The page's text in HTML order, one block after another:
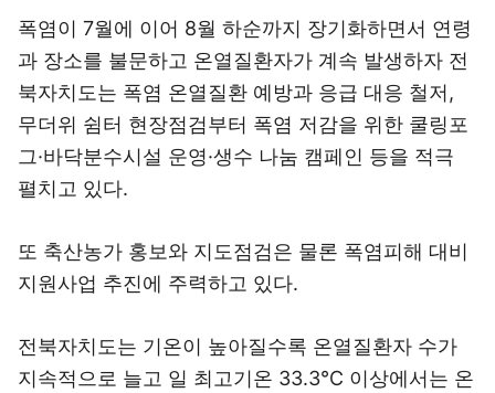
폭염이 7월에 이어 8월 하순까지 장기화하면서 연령
과 장소를 불문하고 온열질환자가 계속 발생하자 전
북자치도는 폭염 온열질환 예방과 응급 대응 철저,
무더위 쉼터 현장점검부터 폭염 저감을 위한 쿨링포
그·바닥분수시설 운영·생수 나눔 캠페인 등을 적극
펼치고 있다.
또 축산농가 홍보와 지도점검은 물론 폭염피해 대비
지원사업 추진에 주력하고 있다.
전북자치도는 기온이 높아질수록 온열질환자 수가
지속적으로 늘고 일 최고기온 33.3℃ 이상에서는 온